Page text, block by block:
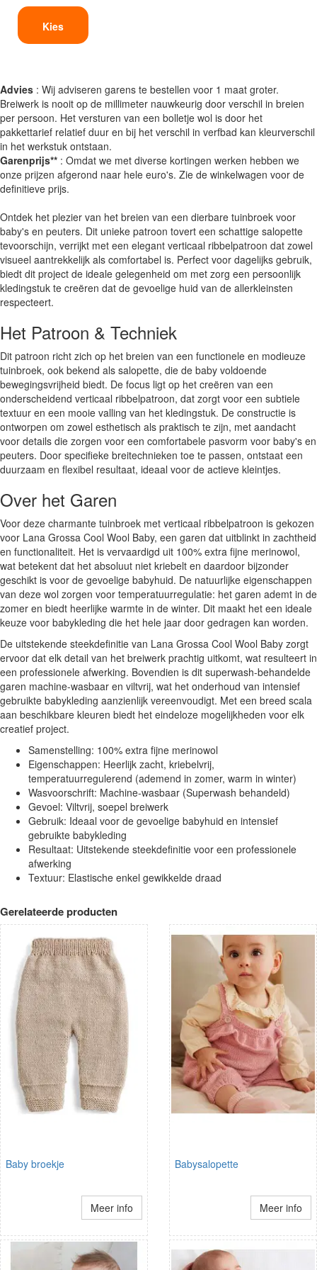
Kies
Advies : Wij adviseren garens te bestellen voor 1 maat groter.
Breiwerk is nooit op de millimeter nauwkeurig door verschil in breien
per persoon. Het versturen van een bolletje wol is door het
pakkettarief relatief duur en bij het verschil in verfbad kan kleurverschil
in het werkstuk ontstaan.
Garenprijs** : Omdat we met diverse kortingen werken hebben we
onze prijzen afgerond naar hele euro's. Zie de winkelwagen voor de
definitieve prijs.
Ontdek het plezier van het breien van een dierbare tuinbroek voor
baby's en peuters. Dit unieke patroon tovert een schattige salopette
tevoorschijn, verrijkt met een elegant verticaal ribbelpatroon dat zowel
visueel aantrekkelijk als comfortabel is. Perfect voor dagelijks gebruik,
biedt dit project de ideale gelegenheid om met zorg een persoonlijk
kledingstuk te creëren dat de gevoelige huid van de allerkleinsten
respecteert.
Het Patroon & Techniek
Dit patroon richt zich op het breien van een functionele en modieuze
tuinbroek, ook bekend als salopette, die de baby voldoende
bewegingsvrijheid biedt. De focus ligt op het creëren van een
onderscheidend verticaal ribbelpatroon, dat zorgt voor een subtiele
textuur en een mooie valling van het kledingstuk. De constructie is
ontworpen om zowel esthetisch als praktisch te zijn, met aandacht
voor details die zorgen voor een comfortabele pasvorm voor baby's en
peuters. Door specifieke breitechnieken toe te passen, ontstaat een
duurzaam en flexibel resultaat, ideaal voor de actieve kleintjes.
Over het Garen
Voor deze charmante tuinbroek met verticaal ribbelpatroon is gekozen
voor Lana Grossa Cool Wool Baby, een garen dat uitblinkt in zachtheid
en functionaliteit. Het is vervaardigd uit 100% extra fijne merinowol,
wat betekent dat het absoluut niet kriebelt en daardoor bijzonder
geschikt is voor de gevoelige babyhuid. De natuurlijke eigenschappen
van deze wol zorgen voor temperatuurregulatie: het garen ademt in de
zomer en biedt heerlijke warmte in de winter. Dit maakt het een ideale
keuze voor babykleding die het hele jaar door gedragen kan worden.
De uitstekende steekdefinitie van Lana Grossa Cool Wool Baby zorgt
ervoor dat elk detail van het breiwerk prachtig uitkomt, wat resulteert in
een professionele afwerking. Bovendien is dit superwash-behandelde
garen machine-wasbaar en viltvrij, wat het onderhoud van intensief
gebruikte babykleding aanzienlijk vereenvoudigt. Met een breed scala
aan beschikbare kleuren biedt het eindeloze mogelijkheden voor elk
creatief project.
Samenstelling: 100% extra fijne merinowol
Eigenschappen: Heerlijk zacht, kriebelvrij,
temperatuurregulerend (ademend in zomer, warm in winter)
Wasvoorschrift: Machine-wasbaar (Superwash behandeld)
Gevoel: Viltvrij, soepel breiwerk
Gebruik: Ideaal voor de gevoelige babyhuid en intensief
gebruikte babykleding
Resultaat: Uitstekende steekdefinitie voor een professionele
afwerking
Textuur: Elastische enkel gewikkelde draad
Gerelateerde producten
Baby broekje
Meer info
Babysalopette
Meer info